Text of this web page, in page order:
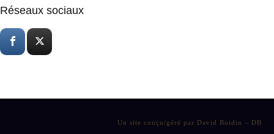
Réseaux sociaux
Un site conçu/géré par David Boidin – DB